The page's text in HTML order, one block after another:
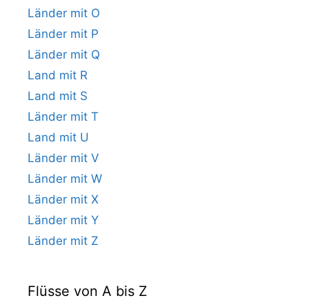
Länder mit O
Länder mit P
Länder mit Q
Land mit R
Land mit S
Länder mit T
Land mit U
Länder mit V
Länder mit W
Länder mit X
Länder mit Y
Länder mit Z
Flüsse von A bis Z